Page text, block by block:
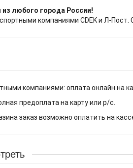
любого города России!
компаниями CDEK и Л-Пост.
компаниями: оплата онлайн на
предоплата на карту или р/с.
заказ возможно оплатить на